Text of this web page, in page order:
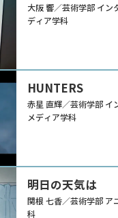
大阪 響／芸術学部 イン
ディア学科
HUNTERS
赤星 直輝／芸術学部 イ
メディア学科
明日の天気は
関根 七香／芸術学部 ア
科